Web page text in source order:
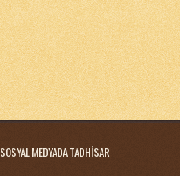
SOSYAL MEDYADA TADHİSAR